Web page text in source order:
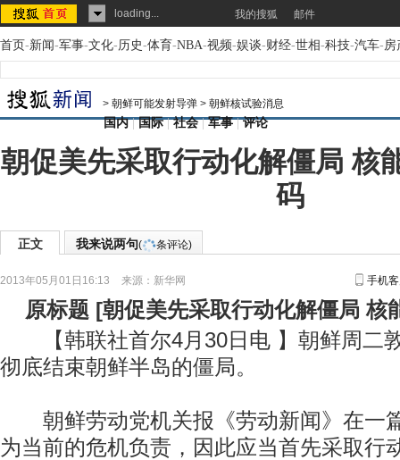
loading... 我的搜狐 邮件
首页-新闻-军事-文化-历史-体育-NBA-视频-娱谈-财经-世相-科技-汽车-房
> 朝鲜可能发射导弹 > 朝鲜核试验消息
国内|国际|社会|军事|评论
朝促美先采取行动化解僵局 核
码
正文 我来说两句( 条评论)
2013年05月01日16:13 来源： 新华网 手机
原标题 [朝促美先采取行动化解僵局 核
【韩联社首尔4月30日电 】朝鲜周二
彻底结束朝鲜半岛的僵局。
朝鲜劳动党机关报《劳动新闻》在一
为当前的危机负责，因此应当首先采取行